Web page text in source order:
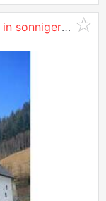
in sonniger Alleinlage